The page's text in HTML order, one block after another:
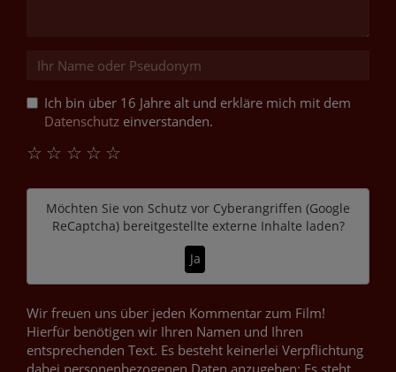
Ich bin über 16 Jahre alt und erkläre mich mit dem
Datenschutz einverstanden.
☆
☆
☆
☆
☆
Möchten Sie von Schutz vor Cyberangriffen (Google
ReCaptcha)bereitgestellte externe Inhalte laden?
Ja
Wir freuen uns über jeden Kommentar zum Film!
Hierfür benötigen wir Ihren Namen und Ihren
entsprechenden Text. Es besteht keinerlei Verpflichtung
dabei personenbezogenen Daten anzugeben: Es steht